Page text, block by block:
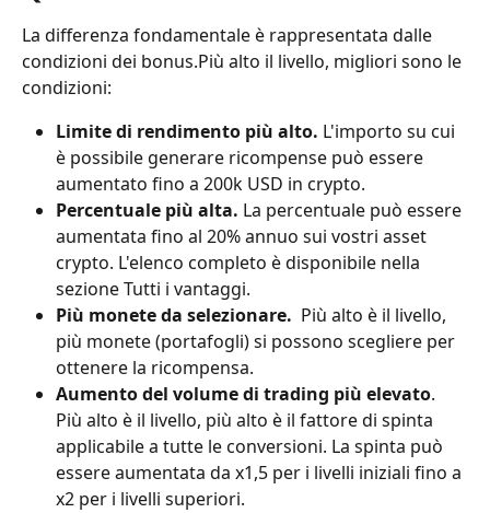
La differenza fondamentale è rappresentata dalle
condizioni dei bonus.Più alto il livello, migliori sono le
condizioni:
Limite di rendimento più alto. L'importo su cui
è possibile generare ricompense può essere
aumentato fino a 200k USD in crypto.
Percentuale più alta. La percentuale può essere
aumentata fino al 20% annuo sui vostri asset
crypto. L'elenco completo è disponibile nella
sezione Tutti i vantaggi.
Più monete da selezionare. Più alto è il livello,
più monete (portafogli) si possono scegliere per
ottenere la ricompensa.
Aumento del volume di trading più elevato.
Più alto è il livello, più alto è il fattore di spinta
applicabile a tutte le conversioni. La spinta può
essere aumentata da x1,5 per i livelli iniziali fino a
x2 per i livelli superiori.